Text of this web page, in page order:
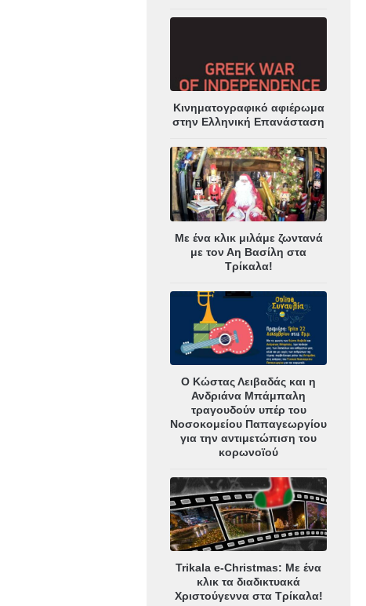
Κινηματογραφικό αφιέρωμα
στην Ελληνική Επανάσταση
Με ένα κλικ μιλάμε ζωντανά
με τον Αη Βασίλη στα
Τρίκαλα!
Ο Κώστας Λειβαδάς και η
Ανδριάνα Μπάμπαλη
τραγουδούν υπέρ του
Νοσοκομείου Παπαγεωργίου
για την αντιμετώπιση του
κορωνοϊού
Trikala e-Christmas: Με ένα
κλικ τα διαδικτυακά
Χριστούγεννα στα Τρίκαλα!